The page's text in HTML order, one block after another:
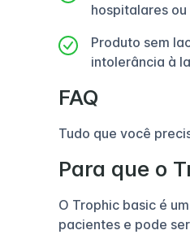
hospitalares
Produto sem
intolerância à
FAQ
Tudo que você
Para que o
O Trophic basic é
pacientes e pode